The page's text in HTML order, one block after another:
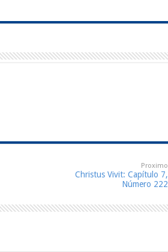
Proximo
Christus Vivit: Capítulo 7,
Número 222